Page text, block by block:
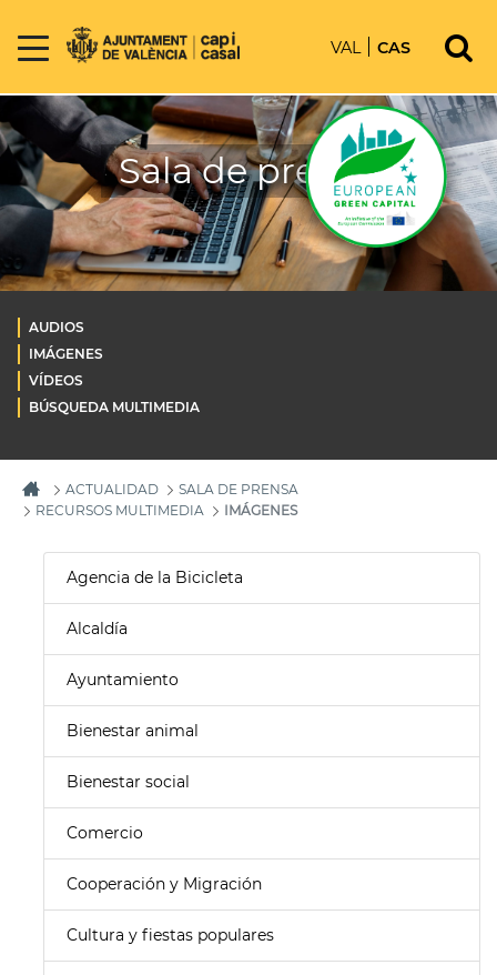
VAL CAS
Sala de prensa
AUDIOS
IMÁGENES
VÍDEOS
BÚSQUEDA MULTIMEDIA
ACTUALIDAD
SALA DE PRENSA
RECURSOS MULTIMEDIA
IMÁGENES
Agencia de la Bicicleta
Alcaldía
Ayuntamiento
Bienestar animal
Bienestar social
Comercio
Cooperación y Migración
Cultura y fiestas populares